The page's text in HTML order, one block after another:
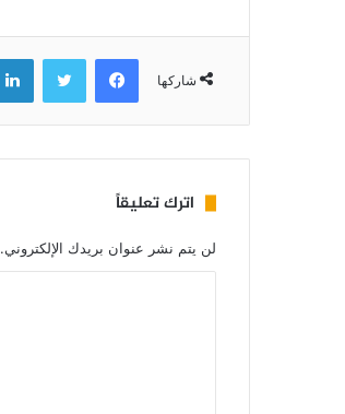
شاركها
فيسبوك تويتر
اترك تعليقاً
لن يتم نشر عنوان بريدك الإلكتروني.